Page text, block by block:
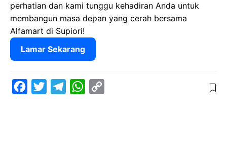
perhatian dan kami tunggu kehadiran Anda untuk
membangun masa depan yang cerah bersama
Alfamart di Supiori!
Lamar Sekarang
W